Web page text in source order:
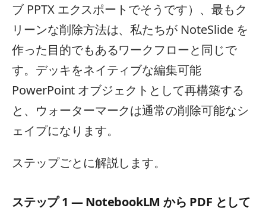
ブ PPTX エクスポートでそうです）、最もク
リーンな削除方法は、私たちが NoteSlide を
作った目的でもあるワークフローと同じで
す。デッキをネイティブな編集可能
PowerPoint オブジェクトとして再構築する
と、ウォーターマークは通常の削除可能なシ
ェイプになります。
ステップごとに解説します。
ステップ 1 — NotebookLM から PDF として